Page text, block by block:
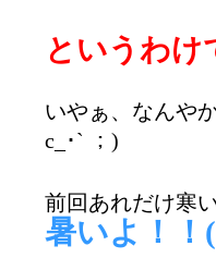
というわけ
いやぁ、なんや
c_･` ；)
前回あれだけ寒
暑いよ！！